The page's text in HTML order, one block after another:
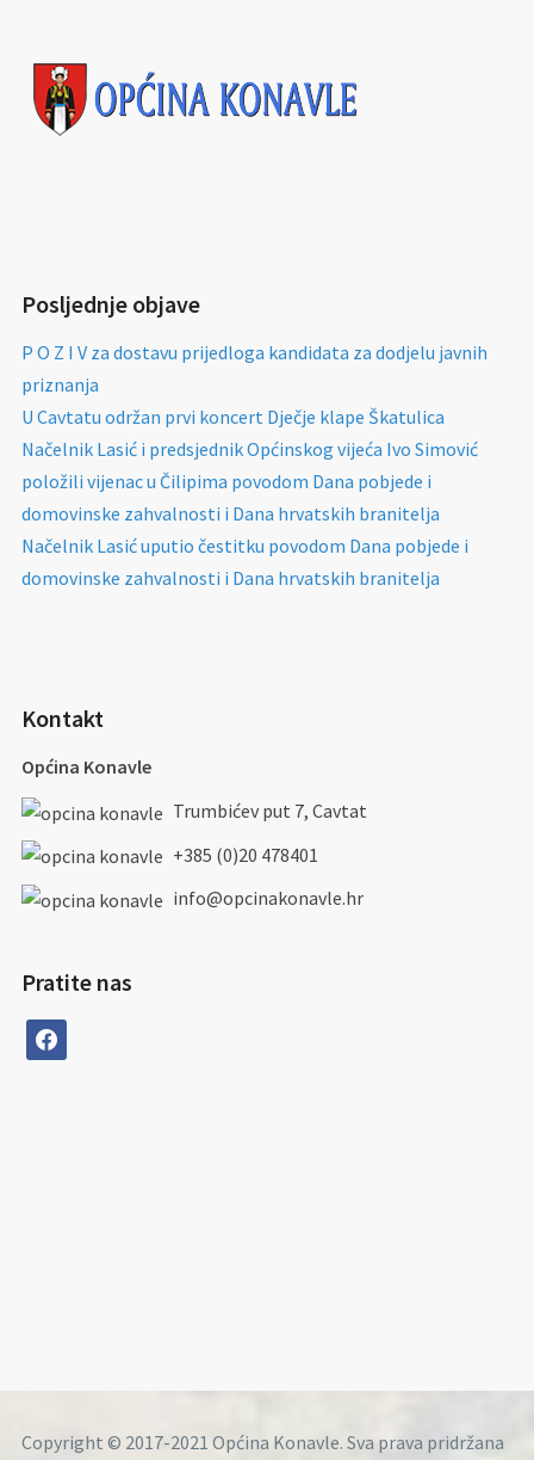
Posljednje objave
P O Z I V za dostavu prijedloga kandidata za dodjelu javnih
priznanja
U Cavtatu održan prvi koncert Dječje klape Škatulica
Načelnik Lasić i predsjednik Općinskog vijeća Ivo Simović
položili vijenac u Čilipima povodom Dana pobjede i
domovinske zahvalnosti i Dana hrvatskih branitelja
Načelnik Lasić uputio čestitku povodom Dana pobjede i
domovinske zahvalnosti i Dana hrvatskih branitelja
Kontakt
Općina Konavle
Trumbićev put 7, Cavtat
+385 (0)20 478401
info@opcinakonavle.hr
Pratite nas
facebook
Copyright © 2017-2021 Općina Konavle. Sva prava pridržana